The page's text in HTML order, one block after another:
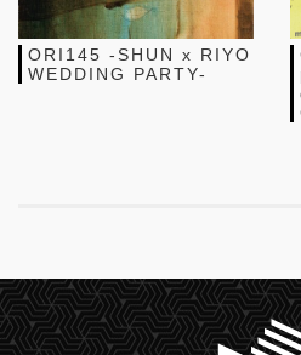
ORI145 -SHUN x RIYO
WEDDING PARTY-